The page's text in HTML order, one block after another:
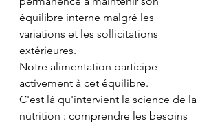
équilibre interne malgré les
variations et les sollicitations
extérieures.
Notre alimentation participe
activement à cet équilibre.
C'est là qu'intervient la science de la
nutrition : comprendre les besoins